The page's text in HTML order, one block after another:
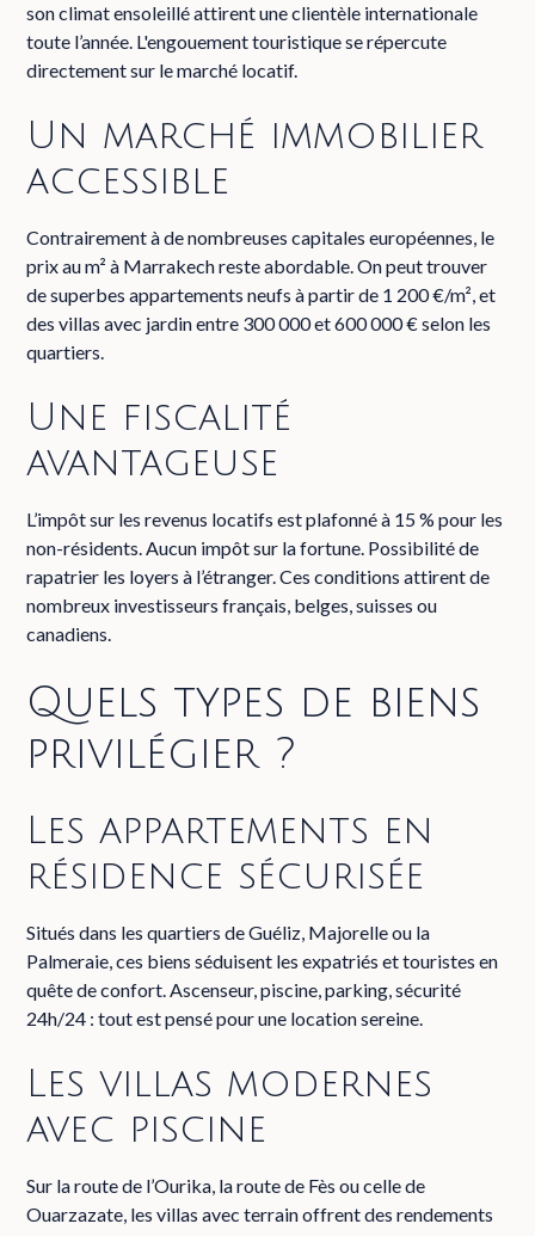
son climat ensoleillé attirent une clientèle internationale
toute l’année. L'engouement touristique se répercute
directement sur le marché locatif.
Un marché immobilier
accessible
Contrairement à de nombreuses capitales européennes, le
prix au m² à Marrakech reste abordable. On peut trouver
de superbes appartements neufs à partir de 1 200 €/m², et
des villas avec jardin entre 300 000 et 600 000 € selon les
quartiers.
Une fiscalité
avantageuse
L’impôt sur les revenus locatifs est plafonné à 15 % pour les
non-résidents. Aucun impôt sur la fortune. Possibilité de
rapatrier les loyers à l’étranger. Ces conditions attirent de
nombreux investisseurs français, belges, suisses ou
canadiens.
Quels types de biens
privilégier ?
Les appartements en
résidence sécurisée
Situés dans les quartiers de Guéliz, Majorelle ou la
Palmeraie, ces biens séduisent les expatriés et touristes en
quête de confort. Ascenseur, piscine, parking, sécurité
24h/24 : tout est pensé pour une location sereine.
Les villas modernes
avec piscine
Sur la route de l’Ourika, la route de Fès ou celle de
Ouarzazate, les villas avec terrain offrent des rendements